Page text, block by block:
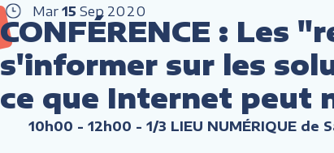
Mar 15 Sep 2020
CONFÉRENCE : Les
s'informer sur les
ce que Internet peut
10h00 - 12h00 - 1/3 LIEU NUMÉRIQUE de